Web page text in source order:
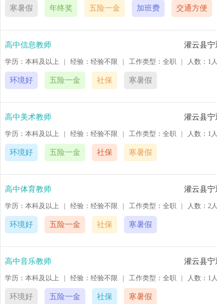
寒暑假 年终奖 五险一金 加班费 交通方便
高中信息教师 灌云县宁
学历：本科及以上 经验：经验不限 工作类型：全职 人数：1
环境好 五险一金 社保 寒暑假
高中美术教师 灌云县宁
学历：本科及以上 经验：经验不限 工作类型：全职 人数：1
环境好 五险一金 社保 寒暑假
高中体育教师 灌云县宁
学历：本科及以上 经验：经验不限 工作类型：全职 人数：2
环境好 五险一金 社保 寒暑假
高中音乐教师 灌云县宁
学历：本科及以上 经验：经验不限 工作类型：全职 人数：1
环境好 五险一金 社保 寒暑假